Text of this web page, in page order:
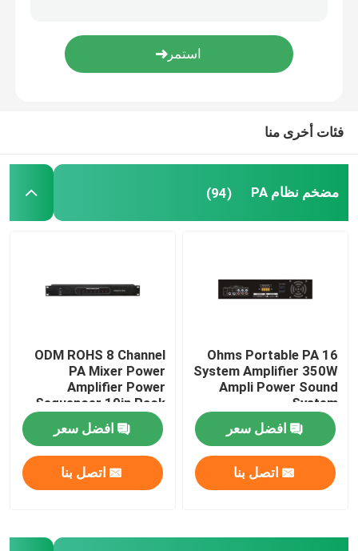
أنظمة المؤتمرات اللاسلكية
نظام المؤتمرات السلكي
التحكم في مستوى صوت مكبر الصوت PA
مكبر الصوت الاحترافي
فئات أخرى منا
مضخم نظام PA (94)
16 Ohms Portable PA
System Amplifier 350W
Ampli Power Sound
System
افضل سعر
اتصل بنا
ODM ROHS 8 Channel
PA Mixer Power
Amplifier Power
Sequencer 19in Rack
Mount
افضل سعر
اتصل بنا